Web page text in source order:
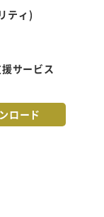
ロード
ティ)
サービス